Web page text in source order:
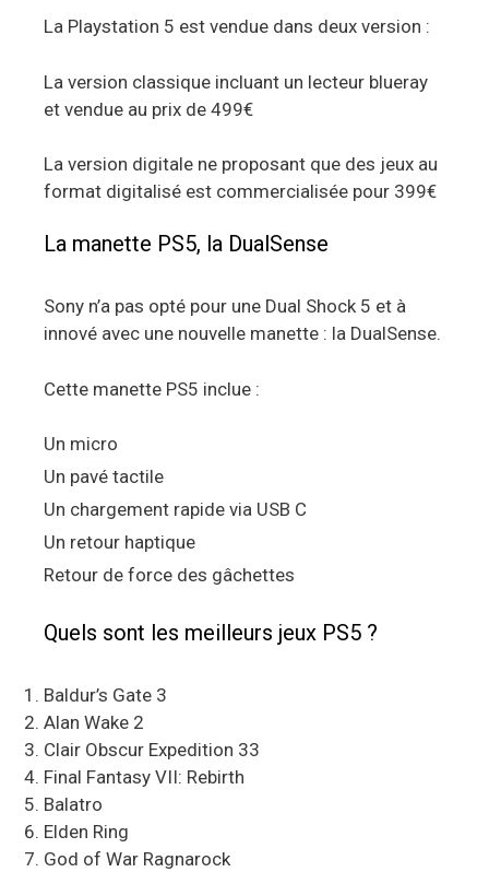
La Playstation 5 est vendue dans deux version :
La version classique incluant un lecteur blueray
et vendue au prix de 499€
La version digitale ne proposant que des jeux au
format digitalisé est commercialisée pour 399€
La manette PS5, la DualSense
Sony n’a pas opté pour une Dual Shock 5 et à
innové avec une nouvelle manette : la DualSense.
Cette manette PS5 inclue :
Un micro
Un pavé tactile
Un chargement rapide via USB C
Un retour haptique
Retour de force des gâchettes
Quels sont les meilleurs jeux PS5 ?
Baldur’s Gate 3
Alan Wake 2
Clair Obscur Expedition 33
Final Fantasy VII: Rebirth
Balatro
Elden Ring
God of War Ragnarock